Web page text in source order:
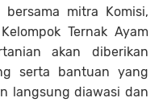
mitra Komisi,
Ternak Ayam
akan diberikan
serta bantuan yang
langsung diawasi dan